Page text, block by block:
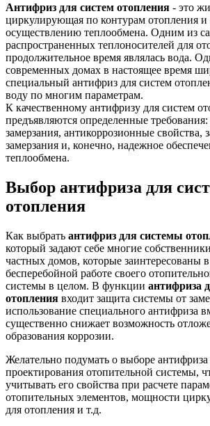
Антифриз для систем отопления - это
циркулирующая по контурам отопления и
осуществлению теплообмена. Одним из
распространенных теплоносителей для
продолжительное время являлась вода.
современных домах в настоящее время
специальный антифриз для систем
воду по многим параметрам.
К качественному антифризу для систем
предъявляются определенные требования:
замерзания, антикоррозионные свойства,
замерзания и, конечно, надежное
теплообмена.
Выбор антифриза для
отопления
Как выбрать антифриз для системы
который задают себе многие
частных домов, которые заинтересованы
бесперебойной работе своего
системы в целом. В функции антифриза
отопления входит защита системы от
использование специального антифриза
существенно снижает возможность
образования коррозии.
Желательно подумать о выборе
проектирования отопительной системы,
учитывать его свойства при расчете
отопительных элементов, мощности
для отопления и т.д.